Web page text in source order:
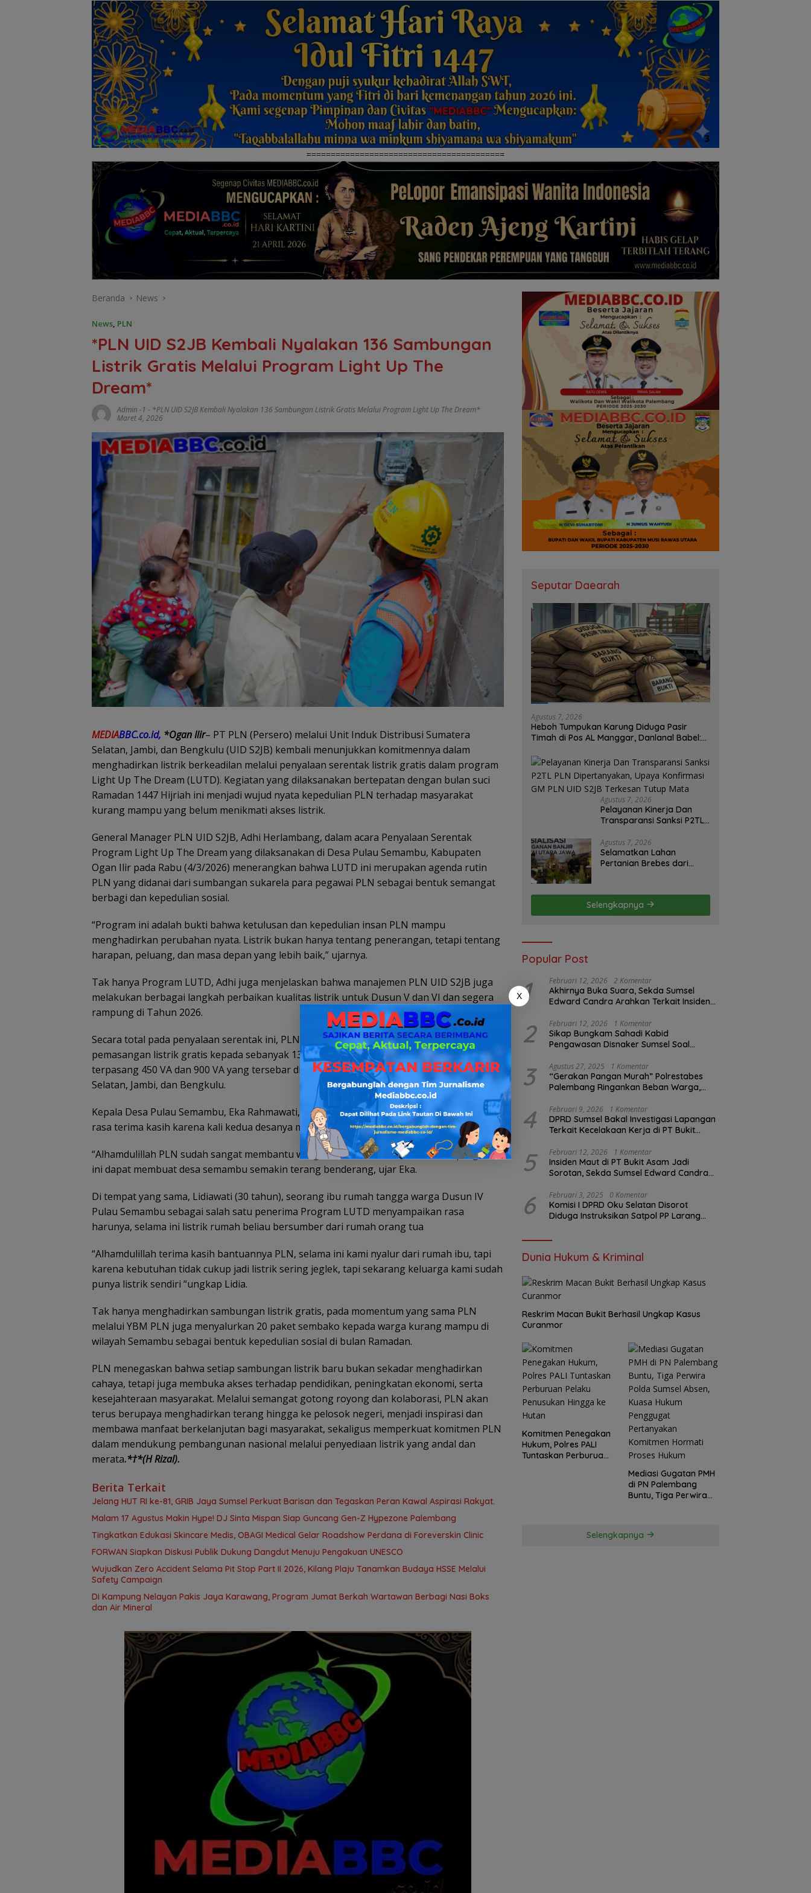
=========================================
Beranda News
News PLN
*PLN UID S2JB Kembali Nyalakan 136 Sambungan
Listrik Gratis Melalui Program Light Up The
Dream*
Admin -1 - *PLN UID S2JB Kembali Nyalakan 136 Sambungan Listrik Gratis Melalui Program Light Up The Dream*
Maret 4, 2026
MEDIABBC.co.id, *Ogan Ilir– PT PLN (Persero) melalui Unit Induk Distribusi Sumatera
Selatan, Jambi, dan Bengkulu (UID S2JB) kembali menunjukkan komitmennya dalam
menghadirkan listrik berkeadilan melalui penyalaan serentak listrik gratis dalam program
Light Up The Dream (LUTD). Kegiatan yang dilaksanakan bertepatan dengan bulan suci
Ramadan 1447 Hijriah ini menjadi wujud nyata kepedulian PLN terhadap masyarakat
kurang mampu yang belum menikmati akses listrik.
General Manager PLN UID S2JB, Adhi Herlambang, dalam acara Penyalaan Serentak
Program Light Up The Dream yang dilaksanakan di Desa Pulau Semambu, Kabupaten
Ogan Ilir pada Rabu (4/3/2026) menerangkan bahwa LUTD ini merupakan agenda rutin
PLN yang didanai dari sumbangan sukarela para pegawai PLN sebagai bentuk semangat
berbagi dan kepedulian sosial.
“Program ini adalah bukti bahwa ketulusan dan kepedulian insan PLN mampu
menghadirkan perubahan nyata. Listrik bukan hanya tentang penerangan, tetapi tentang
harapan, peluang, dan masa depan yang lebih baik,” ujarnya.
Tak hanya Program LUTD, Adhi juga menjelaskan bahwa manajemen PLN UID S2JB juga
melakukan berbagai langkah perbaikan kualitas listrik untuk Dusun V dan VI dan segera
rampung di Tahun 2026.
Secara total pada penyalaan serentak ini, PLN UID S2JB memberikan bantuan
pemasangan listrik gratis kepada sebanyak 136 masyarakat kurang mampu, dengan daya
terpasang 450 VA dan 900 VA yang tersebar di tiga provinsi wilayah kerja, yakni Sumatera
Selatan, Jambi, dan Bengkulu.
Kepala Desa Pulau Semambu, Eka Rahmawati, S.Pd.I., dalam sambutannya menyampaikan
rasa terima kasih karena kali kedua desanya mendapatkan program LUTD dari PLN.
“Alhamdulillah PLN sudah sangat membantu warga Semambu, mudah mudahan program
ini dapat membuat desa semambu semakin terang benderang, ujar Eka.
Di tempat yang sama, Lidiawati (30 tahun), seorang ibu rumah tangga warga Dusun IV
Pulau Semambu sebagai salah satu penerima Program LUTD menyampaikan rasa
harunya, selama ini listrik rumah beliau bersumber dari rumah orang tua
“Alhamdulillah terima kasih bantuannya PLN, selama ini kami nyalur dari rumah ibu, tapi
karena kebutuhan tidak cukup jadi listrik sering jeglek, tapi sekarang keluarga kami sudah
punya listrik sendiri “ungkap Lidia.
Tak hanya menghadirkan sambungan listrik gratis, pada momentum yang sama PLN
melalui YBM PLN juga menyalurkan 20 paket sembako kepada warga kurang mampu di
wilayah Semambu sebagai bentuk kepedulian sosial di bulan Ramadan.
PLN menegaskan bahwa setiap sambungan listrik baru bukan sekadar menghadirkan
cahaya, tetapi juga membuka akses terhadap pendidikan, peningkatan ekonomi, serta
kesejahteraan masyarakat. Melalui semangat gotong royong dan kolaborasi, PLN akan
terus berupaya menghadirkan terang hingga ke pelosok negeri, menjadi inspirasi dan
membawa manfaat berkelanjutan bagi masyarakat, sekaligus memperkuat komitmen PLN
dalam mendukung pembangunan nasional melalui penyediaan listrik yang andal dan
merata.*†*(H Rizal).
Berita Terkait
Jelang HUT RI ke-81, GRIB Jaya Sumsel Perkuat Barisan dan Tegaskan Peran Kawal Aspirasi Rakyat.
Malam 17 Agustus Makin Hype! DJ Sinta Mispan Siap Guncang Gen-Z Hypezone Palembang
Tingkatkan Edukasi Skincare Medis, OBAGI Medical Gelar Roadshow Perdana di Foreverskin Clinic
FORWAN Siapkan Diskusi Publik Dukung Dangdut Menuju Pengakuan UNESCO
Wujudkan Zero Accident Selama Pit Stop Part II 2026, Kilang Plaju Tanamkan Budaya HSSE Melalui
Safety Campaign
Di Kampung Nelayan Pakis Jaya Karawang, Program Jumat Berkah Wartawan Berbagi Nasi Boks
dan Air Mineral
Seputar Daearah
Agustus 7, 2026
Heboh Tumpukan Karung Diduga Pasir
Timah di Pos AL Manggar, Danlanal Babel:
Agustus 7, 2026
Pelayanan Kinerja Dan
Transparansi Sanksi P2TL
Konfirmasi GM PLN UID
S2JB Terkesan Tutup Mata
Agustus 7, 2026
Selamatkan Lahan
Pertanian Brebes dari
Selengkapnya
Popular Post
1 Februari 12, 2026 2 Komentar
Akhirnya Buka Suara, Sekda Sumsel
Edward Candra Arahkan Terkait Insiden
2 Februari 12, 2026 1 Komentar
Sikap Bungkam Sahadi Kabid
Pengawasan Disnaker Sumsel Soal
Pengawasan K3?
3 Agustus 27, 2025 1 Komentar
“Gerakan Pangan Murah” Polrestabes
Palembang Ringankan Beban Warga,
4 Februari 9, 2026 1 Komentar
DPRD Sumsel Bakal Investigasi Lapangan
Terkait Kecelakaan Kerja di PT Bukit
5 Februari 12, 2026 1 Komentar
Insiden Maut di PT Bukit Asam Jadi
Sorotan, Sekda Sumsel Edward Candra
6 Februari 3, 2025 0 Komentar
Komisi I DPRD Oku Selatan Disorot
Diduga Instruksikan Satpol PP Larang
Dunia Hukum & Kriminal
Reskrim Macan Bukit Berhasil Ungkap Kasus
Curanmor
Komitmen Penegakan
Hukum, Polres PALI
Tuntaskan Perburuan
Mediasi Gugatan PMH
di PN Palembang
Buntu, Tiga Perwira
Pertanyakan
Selengkapnya
X